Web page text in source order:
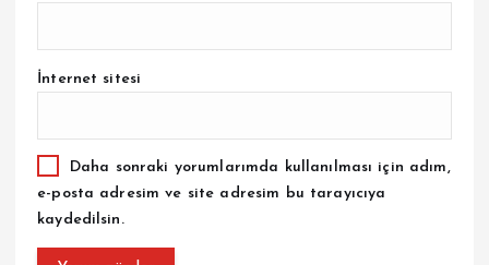
İnternet sitesi
Daha sonraki yorumlarımda kullanılması için adım,
e-posta adresim ve site adresim bu tarayıcıya
kaydedilsin.